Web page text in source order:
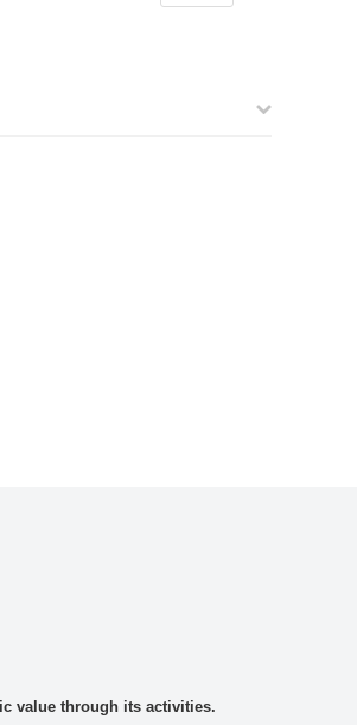
value through its activities.